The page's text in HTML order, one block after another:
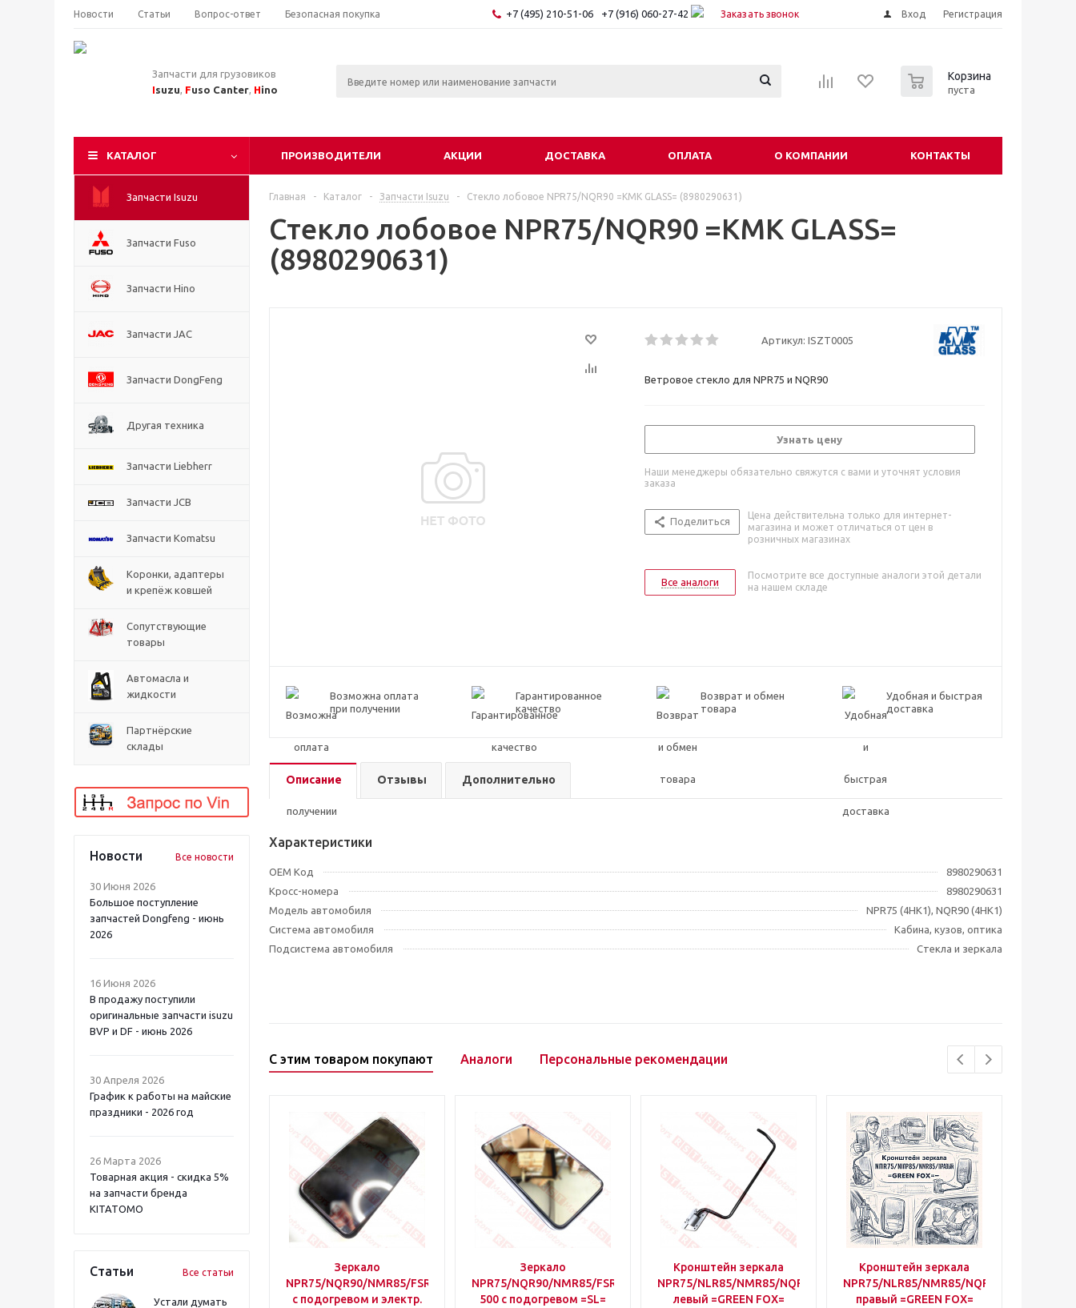
Новости Статьи Вопрос-ответ Безопасная покупка +7 (495) 210-51-06 +7 (916) 060-27-42 Заказать звонок Вход Регистрация
Запчасти для грузовиков
Isuzu, Fuso Canter, Hino
Корзина
пуста
КАТАЛОГ ПРОИЗВОДИТЕЛИ АКЦИИ ДОСТАВКА ОПЛАТА О КОМПАНИИ КОНТАКТЫ
Запчасти Isuzu
Запчасти Fuso
Запчасти Hino
Запчасти JAC
Запчасти DongFeng
Другая техника
Запчасти Liebherr
Запчасти JCB
Запчасти Komatsu
Коронки, адаптеры
и крепёж ковшей
Сопутствующие
товары
Автомасла и
жидкости
Партнёрские
склады
Новости Все новости
30 Июня 2026
Большое поступление
запчастей Dongfeng - июнь
2026
16 Июня 2026
В продажу поступили
оригинальные запчасти isuzu
BVP и DF - июнь 2026
30 Апреля 2026
График к работы на майские
праздники - 2026 год
26 Марта 2026
Товарная акция - скидка 5%
на запчасти бренда
KITATOMO
Статьи Все статьи
Устали думать
Главная - Каталог - Запчасти Isuzu - Стекло лобовое NPR75/NQR90 =KMK GLASS= (8980290631)
Стекло лобовое NPR75/NQR90 =KMK GLASS=
(8980290631)
Артикул: ISZT0005
Ветровое стекло для NPR75 и NQR90
Узнать цену
Наши менеджеры обязательно свяжутся с вами и уточнят условия
заказа
Поделиться
Цена действительна только для интернет-
магазина и может отличаться от цен в
розничных магазинах
Все аналоги
Посмотрите все доступные аналоги этой детали
на нашем складе
Возможна оплата
при получении
Гарантированное
качество
Возврат и обмен
товара
Удобная и быстрая
доставка
Описание Отзывы Дополнительно
Характеристики
OEM Код
8980290631
Кросс-номера
8980290631
Модель автомобиля
NPR75 (4HK1), NQR90 (4HK1)
Система автомобиля
Кабина, кузов, оптика
Подсистема автомобиля
Стекла и зеркала
С этим товаром покупают Аналоги Персональные рекомендации
Зеркало
NPR75/NQR90/NMR85/FSR90/FVR34
с подогревом и электр.
Зеркало
NPR75/NQR90/NMR85/FSR90/FVR34/HINO
500 с подогревом =SL=
Кронштейн зеркала
NPR75/NLR85/NMR85/NQR90
левый =GREEN FOX=
Кронштейн зеркала
NPR75/NLR85/NMR85/NQR90
правый =GREEN FOX=